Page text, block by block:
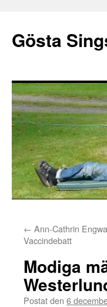
Gösta
till← Ann-Cathrin
Vaccindebatt
Modiga
Postat den 6